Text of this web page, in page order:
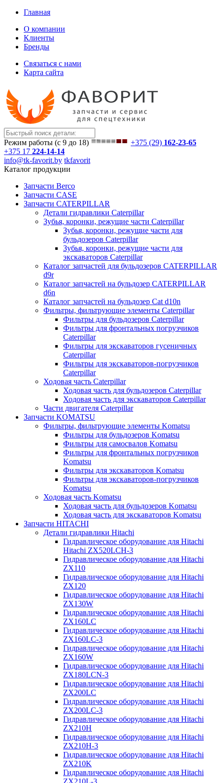
Главная
О компании
Клиенты
Бренды
Связаться с нами
Карта сайта
Режим работы (с 9 до 18) +375 (29) 162-23-65
+375 17 224-14-14
info@tk-favorit.by tkfavorit
Каталог продукции
Запчасти Berco
Запчасти CASE
Запчасти CATERPILLAR
Детали гидравлики Caterpillar
Зубья, коронки, режущие части Caterpillar
Зубья, коронки, режущие части для
бульдозеров Caterpillar
Зубья, коронки, режущие части для
экскаваторов Caterpillar
Каталог запчастей для бульдозеров CATERPILLAR
d9r
Каталог запчастей на бульдозер CATERPILLAR
d6n
Каталог запчастей на бульдозер Сat d10n
Фильтры, фильтрующие элементы Caterpillar
Фильтры для бульдозеров Caterpillar
Фильтры для фронтальных погрузчиков
Caterpillar
Фильтры для экскаваторов гусеничных
Caterpillar
Фильтры для экскаваторов-погрузчиков
Caterpillar
Ходовая часть Caterpillar
Ходовая часть для бульдозеров Caterpillar
Ходовая часть для экскаваторов Caterpillar
Части двигателя Caterpillar
Запчасти KOMATSU
Фильтры, фильтрующие элементы Komatsu
Фильтры для бульдозеров Komatsu
Фильтры для самосвалов Komatsu
Фильтры для фронтальных погрузчиков
Komatsu
Фильтры для экскаваторов Komatsu
Фильтры для экскаваторов-погрузчиков
Komatsu
Ходовая часть Komatsu
Ходовая часть для бульдозеров Komatsu
Ходовая часть для экскаваторов Komatsu
Запчасти HITACHI
Детали гидравлики Hitachi
Гидравлическое оборудование для Hitachi
Hitachi ZX520LCH-3
Гидравлическое оборудование для Hitachi
ZX110
Гидравлическое оборудование для Hitachi
ZX120
Гидравлическое оборудование для Hitachi
ZX130W
Гидравлическое оборудование для Hitachi
ZX160LC
Гидравлическое оборудование для Hitachi
ZX160LC-3
Гидравлическое оборудование для Hitachi
ZX160W
Гидравлическое оборудование для Hitachi
ZX180LCN-3
Гидравлическое оборудование для Hitachi
ZX200LC
Гидравлическое оборудование для Hitachi
ZX200LC-3
Гидравлическое оборудование для Hitachi
ZX210H
Гидравлическое оборудование для Hitachi
ZX210H-3
Гидравлическое оборудование для Hitachi
ZX210K
Гидравлическое оборудование для Hitachi
ZX210L-3